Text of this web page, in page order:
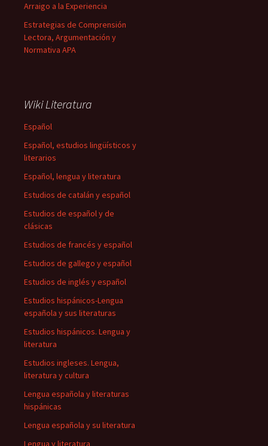
Arraigo a la Experiencia
Estrategias de Comprensión
Lectora, Argumentación y
Normativa APA
Wiki Literatura
Español
Español, estudios lingüísticos y
literarios
Español, lengua y literatura
Estudios de catalán y español
Estudios de español y de
clásicas
Estudios de francés y español
Estudios de gallego y español
Estudios de inglés y español
Estudios hispánicos-Lengua
española y sus literaturas
Estudios hispánicos. Lengua y
literatura
Estudios ingleses. Lengua,
literatura y cultura
Lengua española y literaturas
hispánicas
Lengua española y su literatura
Lengua y literatura